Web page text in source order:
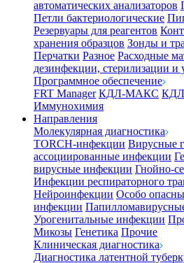
автоматических анализаторов
Петли бактериологические
Резервуары для реагентов
хранения образцов Зонды и
Перчатки Разное Расходные
дезинфекции, стерилизации и
Программное обеспечение
FRT Manager КДЛ-МАКС
Иммунохимия
Направления
Молекулярная диагностика
TORCH-инфекции Вирусные
ассоциированные инфекции
вирусные инфекции Гнойно-
Инфекции респираторного
Нейроинфекции Особо
инфекции
Урогенитальные инфекции
Микозы Генетика Прочие
Клиническая диагностика
Диагностика латентной